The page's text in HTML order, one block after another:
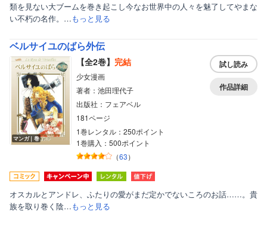
類を見ない大ブームを巻き起こし今なお世界中の人々を魅了してやまな
い不朽の名作。…もっと見る
ベルサイユのばら外伝
マンガ｜巻
【全2巻】 完結
少女漫画
著者：池田理代子
出版社：フェアベル
181ページ
1巻レンタル：250ポイント
1巻購入：500ポイント
（63）
試し読み
作品詳細
オスカルとアンドレ、ふたりの愛がまだ定かでないころのお話……。貴
族を取り巻く陰…もっと見る